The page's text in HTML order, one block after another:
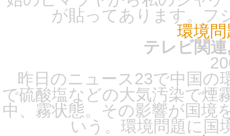
が貼ってあります。フ
環境
テレビ関
昨日のニュース23で中国の
で硫酸塩などの大気汚染で煙
中、霧状態。その影響が国境
いう。環境問題に国